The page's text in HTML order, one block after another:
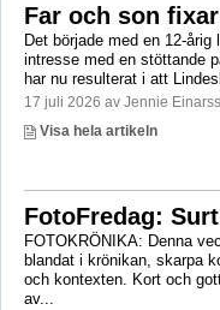
Far och son
Det började med en 12-
intresse med en stöttande
har nu resulterat i att
17 juli 2026 av Jennie
Visa hela artikeln
FotoFredag:
FOTOKRÖNIKA: Denna
blandat i krönikan, skarpa
och kontexten. Kort och
av...